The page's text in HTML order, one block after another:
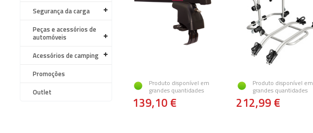
Segurança da carga
Peças e acessórios de
automóveis
Acessórios de camping
Promoções
Outlet
Produto disponível em
grandes quantidades
139,10 €
Produto disponível em
grandes quantidades
212,99 €